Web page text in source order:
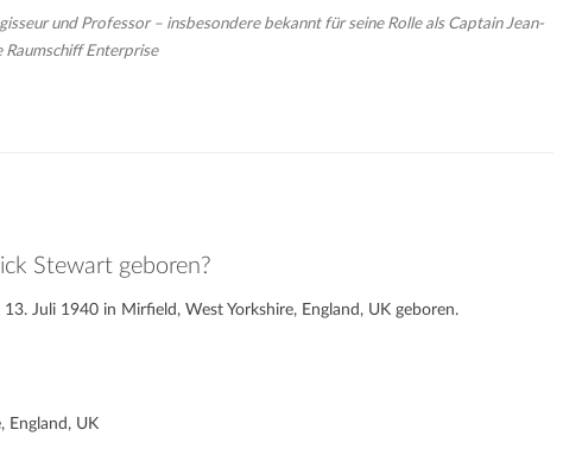
und Professor – insbesondere bekannt für seine Rolle als Captain Jean-
Raumschiff Enterprise
Stewart geboren?
Juli 1940 in Mirfield, West Yorkshire, England, UK geboren.
England, UK